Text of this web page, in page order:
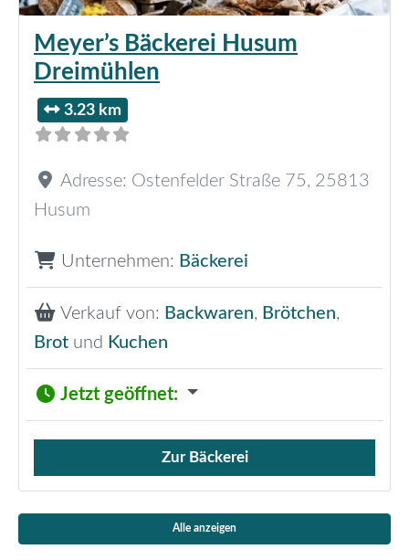
Meyer’s Bäckerei Husum
Dreimühlen
3.23 km
Adresse: Ostenfelder Straße 75, 25813
Husum
Unternehmen: Bäckerei
Verkauf von: Backwaren, Brötchen,
Brot und Kuchen
Jetzt geöffnet:
Verkauf von Brötchen,
Zur Bäckerei
Alle anzeigen